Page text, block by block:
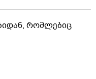
რომლებიც